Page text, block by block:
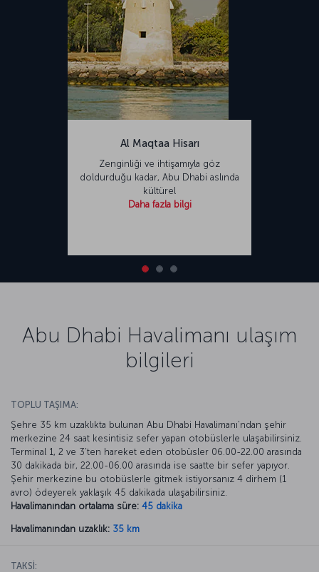
Al Maqtaa Hisarı
Zenginliği ve ihtişamıyla göz
doldurduğu kadar, Abu Dhabi aslında
kültürel
Daha fazla bilgi
Abu Dhabi Havalimanı ulaşım
bilgileri
TOPLU TAŞIMA:
Şehre 35 km uzaklıkta bulunan Abu Dhabi Havalimanı’ndan şehir
merkezine 24 saat kesintisiz sefer yapan otobüslerle ulaşabilirsiniz.
Terminal 1, 2 ve 3’ten hareket eden otobüsler 06.00-22.00 arasında
30 dakikada bir, 22.00-06.00 arasında ise saatte bir sefer yapıyor.
Şehir merkezine bu otobüslerle gitmek istiyorsanız 4 dirhem (1
avro) ödeyerek yaklaşık 45 dakikada ulaşabilirsiniz.
Havalimanından ortalama süre: 45 dakika
Havalimanından uzaklık: 35 km
TAKSİ: